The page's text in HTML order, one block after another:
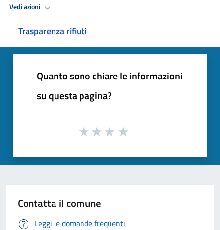
Vedi azioni
Trasparenza rifiuti
Quanto sono chiare le informazioni
su questa pagina?
Contatta il comune
Leggi le domande frequenti